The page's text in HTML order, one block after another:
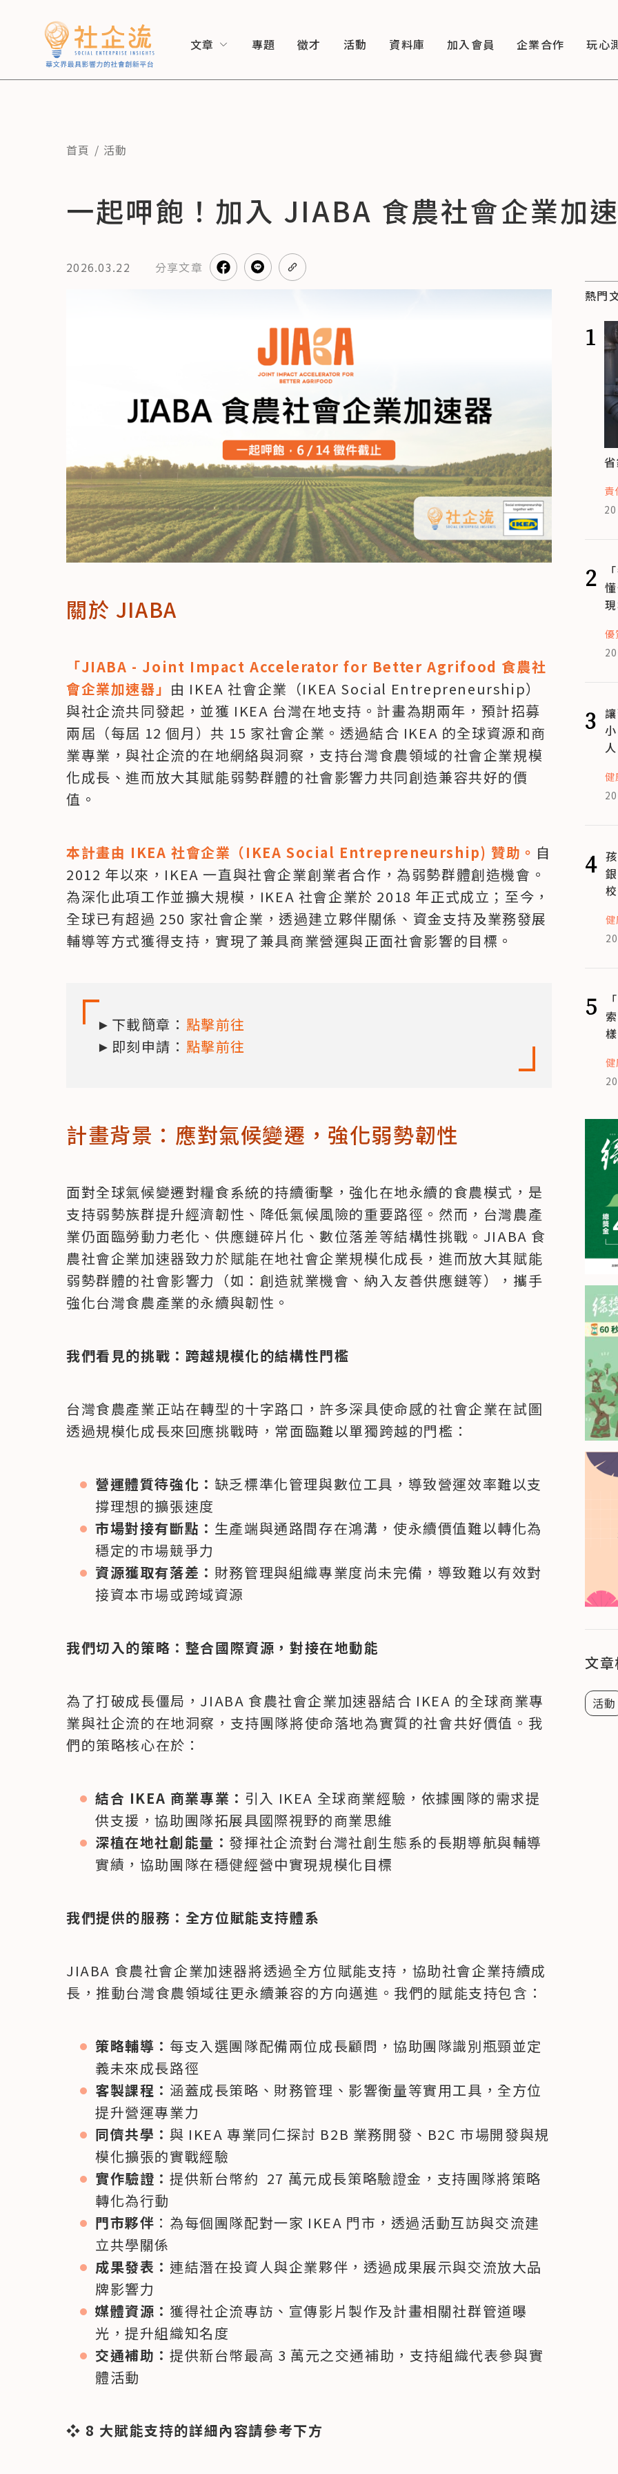
文章 專題 徵才 活動 資料庫 加入會員 企業合作 玩心
首頁 活動
一起呷飽！加入 JIABA 食農社會企業加
2026.03.22 分享文章
關於 JIABA
「JIABA - Joint Impact Accelerator for Better Agrifood 食農社
會企業加速器」 由 IKEA 社會企業（IKEA Social Entrepreneurship）
與社企流共同發起，並獲 IKEA 台灣在地支持。計畫為期兩年，預計招募
兩屆（每屆 12 個月）共 15 家社會企業。透過結合 IKEA 的全球資源和商
業專業，與社企流的在地網絡與洞察，支持台灣食農領域的社會企業規模
化成長、進而放大其賦能弱勢群體的社會影響力共同創造兼容共好的價
值。
本計畫由 IKEA 社會企業（IKEA Social Entrepreneurship) 贊助。 自
2012 年以來，IKEA 一直與社會企業創業者合作，為弱勢群體創造機會。
為深化此項工作並擴大規模，IKEA 社會企業於 2018 年正式成立；至今，
全球已有超過 250 家社會企業，透過建立夥伴關係、資金支持及業務發展
輔導等方式獲得支持，實現了兼具商業營運與正面社會影響的目標。
►下載簡章： 點擊前往
►即刻申請： 點擊前往
計畫背景：應對氣候變遷，強化弱勢韌性
面對全球氣候變遷對糧食系統的持續衝擊，強化在地永續的食農模式，是
支持弱勢族群提升經濟韌性、降低氣候風險的重要路徑。然而，台灣農產
業仍面臨勞動力老化、供應鏈碎片化、數位落差等結構性挑戰。JIABA 食
農社會企業加速器致力於賦能在地社會企業規模化成長，進而放大其賦能
弱勢群體的社會影響力（如：創造就業機會、納入友善供應鏈等），攜手
強化台灣食農產業的永續與韌性。
我們看見的挑戰：跨越規模化的結構性門檻
台灣食農產業正站在轉型的十字路口，許多深具使命感的社會企業在試圖
透過規模化成長來回應挑戰時，常面臨難以單獨跨越的門檻：
營運體質待強化： 缺乏標準化管理與數位工具，導致營運效率難以支
撐理想的擴張速度
市場對接有斷點： 生產端與通路間存在鴻溝，使永續價值難以轉化為
穩定的市場競爭力
資源獲取有落差： 財務管理與組織專業度尚未完備，導致難以有效對
接資本市場或跨域資源
我們切入的策略：整合國際資源，對接在地動能
為了打破成長僵局，JIABA 食農社會企業加速器結合 IKEA 的全球商業專
業與社企流的在地洞察，支持團隊將使命落地為實質的社會共好價值。我
們的策略核心在於：
結合 IKEA 商業專業： 引入 IKEA 全球商業經驗，依據團隊的需求提
供支援，協助團隊拓展具國際視野的商業思維
深植在地社創能量： 發揮社企流對台灣社創生態系的長期導航與輔導
實績，協助團隊在穩健經營中實現規模化目標
我們提供的服務：全方位賦能支持體系
JIABA 食農社會企業加速器將透過全方位賦能支持，協助社會企業持續成
長，推動台灣食農領域往更永續兼容的方向邁進。我們的賦能支持包含：
策略輔導： 每支入選團隊配備兩位成長顧問，協助團隊識別瓶頸並定
義未來成長路徑
客製課程： 涵蓋成長策略、財務管理、影響衡量等實用工具，全方位
提升營運專業力
同儕共學： 與 IKEA 專業同仁探討 B2B 業務開發、B2C 市場開發與規
模化擴張的實戰經驗
實作驗證： 提供新台幣約  27 萬元成長策略驗證金，支持團隊將策略
轉化為行動
門市夥伴 ：為每個團隊配對一家 IKEA 門市，透過活動互訪與交流建
立共學關係
成果發表： 連結潛在投資人與企業夥伴，透過成果展示與交流放大品
牌影響力
媒體資源： 獲得社企流專訪、宣傳影片製作及計畫相關社群管道曝
光，提升組織知名度
交通補助： 提供新台幣最高 3 萬元之交通補助，支持組織代表參與實
體活動
❖ 8 大賦能支持的詳細內容請參考下方
熱門
1
責
2
優
3
健
4
5
文
活動